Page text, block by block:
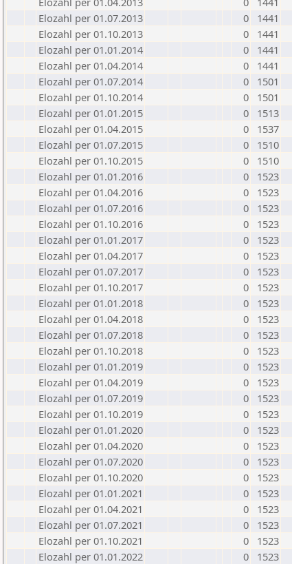
Elozahl per 01.07.2013
0
1441
Elozahl per 01.10.2013
0
1441
Elozahl per 01.01.2014
0
1441
Elozahl per 01.04.2014
0
1441
Elozahl per 01.07.2014
0
1501
Elozahl per 01.10.2014
0
1501
Elozahl per 01.01.2015
0
1513
Elozahl per 01.04.2015
0
1537
Elozahl per 01.07.2015
0
1510
Elozahl per 01.10.2015
0
1510
Elozahl per 01.01.2016
0
1523
Elozahl per 01.04.2016
0
1523
Elozahl per 01.07.2016
0
1523
Elozahl per 01.10.2016
0
1523
Elozahl per 01.01.2017
0
1523
Elozahl per 01.04.2017
0
1523
Elozahl per 01.07.2017
0
1523
Elozahl per 01.10.2017
0
1523
Elozahl per 01.01.2018
0
1523
Elozahl per 01.04.2018
0
1523
Elozahl per 01.07.2018
0
1523
Elozahl per 01.10.2018
0
1523
Elozahl per 01.01.2019
0
1523
Elozahl per 01.04.2019
0
1523
Elozahl per 01.07.2019
0
1523
Elozahl per 01.10.2019
0
1523
Elozahl per 01.01.2020
0
1523
Elozahl per 01.04.2020
0
1523
Elozahl per 01.07.2020
0
1523
Elozahl per 01.10.2020
0
1523
Elozahl per 01.01.2021
0
1523
Elozahl per 01.04.2021
0
1523
Elozahl per 01.07.2021
0
1523
Elozahl per 01.10.2021
0
1523
Elozahl per 01.01.2022
0
1523